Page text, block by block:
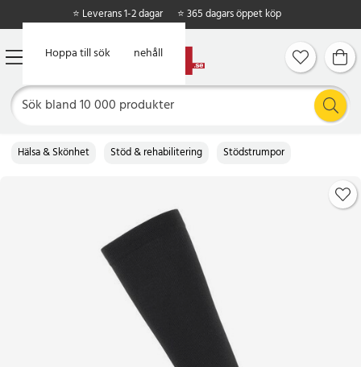
Hoppa till huvudinnehåll
Hoppa till sök
⭐ Leverans 1-2 dagar ⭐ 365 dagars öppet köp
Hälsa & Skönhet Stöd & rehabilitering Stödstrumpor